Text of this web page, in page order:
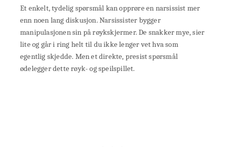
Et enkelt, tydelig spørsmål kan opprøre en narsissist mer
enn noen lang diskusjon. Narsissister bygger
manipulasjonen sin på røykskjermer. De snakker mye, sier
lite og går i ring helt til du ikke lenger vet hva som
egentlig skjedde. Men et direkte, presist spørsmål
ødelegger dette røyk- og speilspillet.